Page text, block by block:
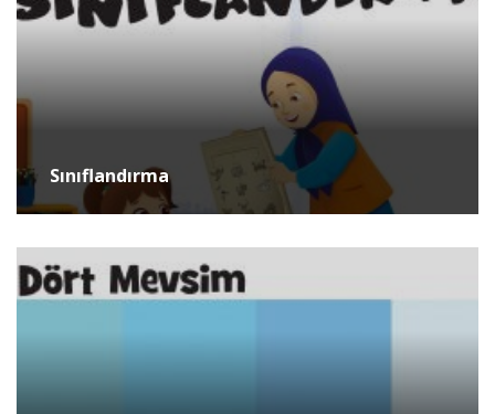
Sınıflandırma